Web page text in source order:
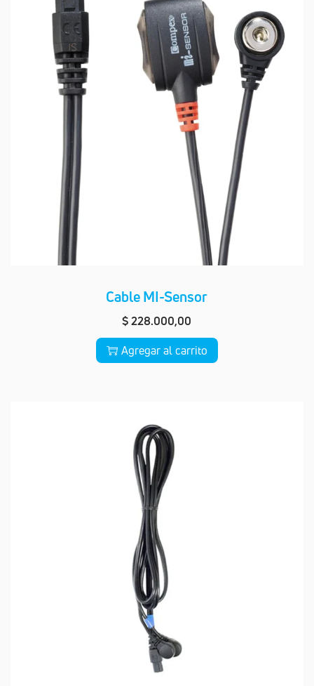
Cable MI-Sensor
$228.000,00
Agregar al carrito